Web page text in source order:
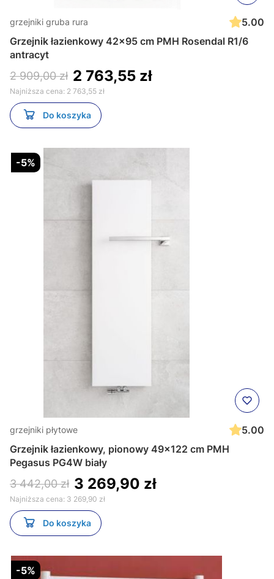
grzejniki gruba rura
5.00
Grzejnik łazienkowy 42x95 cm PMH Rosendal R1/6
antracyt
2 909,00 zł 2 763,55 zł
Najniższa cena: 2 763,55 zł
Do koszyka
-5%
grzejniki płytowe
5.00
Grzejnik łazienkowy, pionowy 49x122 cm PMH
Pegasus PG4W biały
3 442,00 zł 3 269,90 zł
Najniższa cena: 3 269,90 zł
Do koszyka
-5%